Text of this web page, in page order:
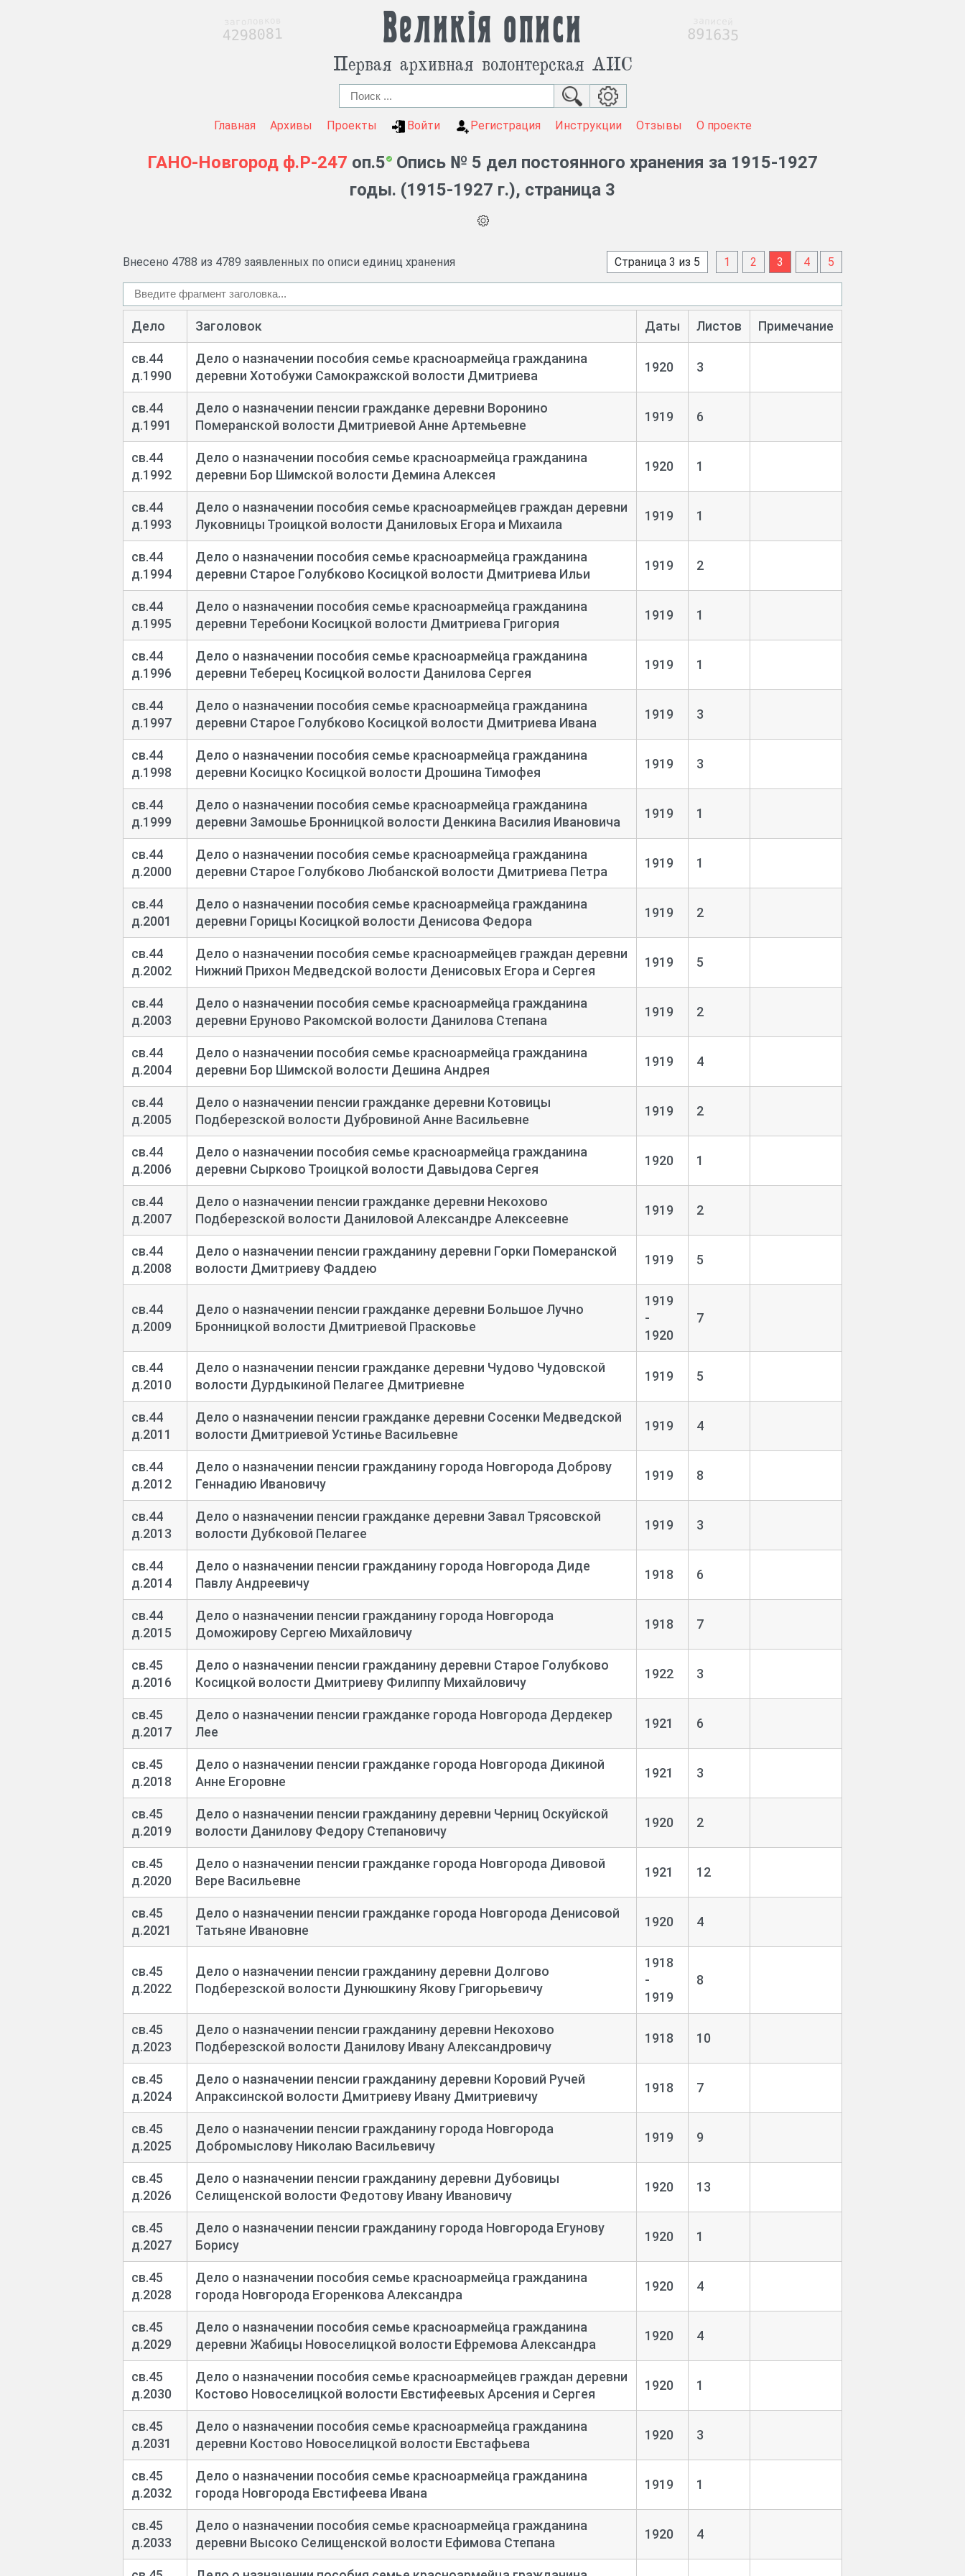
Великія описи
Первая архивная волонтерская АИС
Главная Архивы Проекты Войти Регистрация Инструкции Отзывы О проекте
ГАНО-Новгород ф.Р-247 оп.5
Опись № 5 дел постоянного хранения за 1915-1927
годы. (1915-1927 г.), страница 3
Внесено 4788 из 4789 заявленных по описи единиц хранения Страница 3 из 5 1 2 3 4 5
Дело Заголовок Даты Листов Примечание
св.44
д.1990
Дело о назначении пособия семье красноармейца гражданина
деревни Хотобужи Самокражской волости Дмитриева
1920 3
св.44
д.1991
Дело о назначении пенсии гражданке деревни Воронино
Померанской волости Дмитриевой Анне Артемьевне
1919 6
св.44
д.1992
Дело о назначении пособия семье красноармейца гражданина
деревни Бор Шимской волости Демина Алексея
1920 1
св.44
д.1993
Дело о назначении пособия семье красноармейцев граждан деревни
Луковницы Троицкой волости Даниловых Егора и Михаила
1919 1
св.44
д.1994
Дело о назначении пособия семье красноармейца гражданина
деревни Старое Голубково Косицкой волости Дмитриева Ильи
1919 2
св.44
д.1995
Дело о назначении пособия семье красноармейца гражданина
деревни Теребони Косицкой волости Дмитриева Григория
1919 1
св.44
д.1996
Дело о назначении пособия семье красноармейца гражданина
деревни Теберец Косицкой волости Данилова Сергея
1919 1
св.44
д.1997
Дело о назначении пособия семье красноармейца гражданина
деревни Старое Голубково Косицкой волости Дмитриева Ивана
1919 3
св.44
д.1998
Дело о назначении пособия семье красноармейца гражданина
деревни Косицко Косицкой волости Дрошина Тимофея
1919 3
св.44
д.1999
Дело о назначении пособия семье красноармейца гражданина
деревни Замошье Бронницкой волости Денкина Василия Ивановича
1919 1
св.44
д.2000
Дело о назначении пособия семье красноармейца гражданина
деревни Старое Голубково Любанской волости Дмитриева Петра
1919 1
св.44
д.2001
Дело о назначении пособия семье красноармейца гражданина
деревни Горицы Косицкой волости Денисова Федора
1919 2
св.44
д.2002
Дело о назначении пособия семье красноармейцев граждан деревни
Нижний Прихон Медведской волости Денисовых Егора и Сергея
1919 5
св.44
д.2003
Дело о назначении пособия семье красноармейца гражданина
деревни Еруново Ракомской волости Данилова Степана
1919 2
св.44
д.2004
Дело о назначении пособия семье красноармейца гражданина
деревни Бор Шимской волости Дешина Андрея
1919 4
св.44
д.2005
Дело о назначении пенсии гражданке деревни Котовицы
Подберезской волости Дубровиной Анне Васильевне
1919 2
св.44
д.2006
Дело о назначении пособия семье красноармейца гражданина
деревни Сырково Троицкой волости Давыдова Сергея
1920 1
св.44
д.2007
Дело о назначении пенсии гражданке деревни Некохово
Подберезской волости Даниловой Александре Алексеевне
1919 2
св.44
д.2008
Дело о назначении пенсии гражданину деревни Горки Померанской
волости Дмитриеву Фаддею
1919 5
св.44
д.2009
Дело о назначении пенсии гражданке деревни Большое Лучно
Бронницкой волости Дмитриевой Прасковье
1919
-
1920
7
св.44
д.2010
Дело о назначении пенсии гражданке деревни Чудово Чудовской
волости Дурдыкиной Пелагее Дмитриевне
1919 5
св.44
д.2011
Дело о назначении пенсии гражданке деревни Сосенки Медведской
волости Дмитриевой Устинье Васильевне
1919 4
св.44
д.2012
Дело о назначении пенсии гражданину города Новгорода Доброву
Геннадию Ивановичу
1919 8
св.44
д.2013
Дело о назначении пенсии гражданке деревни Завал Трясовской
волости Дубковой Пелагее
1919 3
св.44
д.2014
Дело о назначении пенсии гражданину города Новгорода Диде
Павлу Андреевичу
1918 6
св.44
д.2015
Дело о назначении пенсии гражданину города Новгорода
Доможирову Сергею Михайловичу
1918 7
св.45
д.2016
Дело о назначении пенсии гражданину деревни Старое Голубково
Косицкой волости Дмитриеву Филиппу Михайловичу
1922 3
св.45
д.2017
Дело о назначении пенсии гражданке города Новгорода Дердекер
Лее
1921 6
св.45
д.2018
Дело о назначении пенсии гражданке города Новгорода Дикиной
Анне Егоровне
1921 3
св.45
д.2019
Дело о назначении пенсии гражданину деревни Черниц Оскуйской
волости Данилову Федору Степановичу
1920 2
св.45
д.2020
Дело о назначении пенсии гражданке города Новгорода Дивовой
Вере Васильевне
1921 12
св.45
д.2021
Дело о назначении пенсии гражданке города Новгорода Денисовой
Татьяне Ивановне
1920 4
св.45
д.2022
Дело о назначении пенсии гражданину деревни Долгово
Подберезской волости Дунюшкину Якову Григорьевичу
1918
-
1919
8
св.45
д.2023
Дело о назначении пенсии гражданину деревни Некохово
Подберезской волости Данилову Ивану Александровичу
1918 10
св.45
д.2024
Дело о назначении пенсии гражданину деревни Коровий Ручей
Апраксинской волости Дмитриеву Ивану Дмитриевичу
1918 7
св.45
д.2025
Дело о назначении пенсии гражданину города Новгорода
Добромыслову Николаю Васильевичу
1919 9
св.45
д.2026
Дело о назначении пенсии гражданину деревни Дубовицы
Селищенской волости Федотову Ивану Ивановичу
1920 13
св.45
д.2027
Дело о назначении пенсии гражданину города Новгорода Егунову
Борису
1920 1
св.45
д.2028
Дело о назначении пособия семье красноармейца гражданина
города Новгорода Егоренкова Александра
1920 4
св.45
д.2029
Дело о назначении пособия семье красноармейца гражданина
деревни Жабицы Новоселицкой волости Ефремова Александра
1920 4
св.45
д.2030
Дело о назначении пособия семье красноармейцев граждан деревни
Костово Новоселицкой волости Евстифеевых Арсения и Сергея
1920 1
св.45
д.2031
Дело о назначении пособия семье красноармейца гражданина
деревни Костово Новоселицкой волости Евстафьева
1920 3
св.45
д.2032
Дело о назначении пособия семье красноармейца гражданина
города Новгорода Евстифеева Ивана
1919 1
св.45
д.2033
Дело о назначении пособия семье красноармейца гражданина
деревни Высоко Селищенской волости Ефимова Степана
1920 4
4298081 891635